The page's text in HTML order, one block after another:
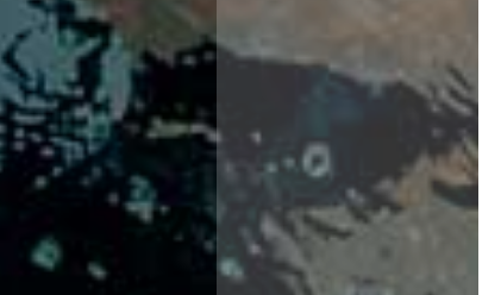
Formazione
Sezione Salvamento
GUG
Composizione
Norme e documenti
Formazione
Sedi Regionali e Provinciali
Designazioni Arbitrali